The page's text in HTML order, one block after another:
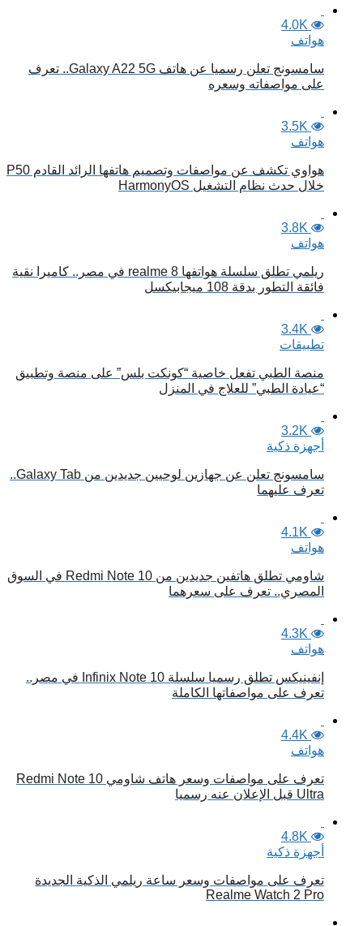
4.0K
هواتف
سامسونج تعلن رسميا عن هاتف Galaxy A22 5G.. تعرف
على مواصفاته وسعره
3.5K
هواتف
هواوي تكشف عن مواصفات وتصميم هاتفها الرائد القادم P50
خلال حدث نظام التشغيل HarmonyOS
3.8K
هواتف
ريلمي تطلق سلسلة هواتفها realme 8 في مصر.. كاميرا نقية
فائقة التطور بدقة 108 ميجابيكسل
3.4K
تطبيقات
منصة الطبي تفعل خاصية “كونكت بلس” على منصة وتطبيق
“عيادة الطبي” للعلاج في المنزل
3.2K
أجهزة ذكية
سامسونج تعلن عن جهازين لوحيين جديدين من Galaxy Tab..
تعرف عليهما
4.1K
هواتف
شاومي تطلق هاتفين جديدين من Redmi Note 10 في السوق
المصري.. تعرف على سعرهما
4.3K
هواتف
إنفينيكس تطلق رسميا سلسلة Infinix Note 10 في مصر..
تعرف على مواصفاتها الكاملة
4.4K
هواتف
تعرف على مواصفات وسعر هاتف شاومي Redmi Note 10
Ultra قبل الإعلان عنه رسميا
4.8K
أجهزة ذكية
تعرف على مواصفات وسعر ساعة ريلمي الذكية الجديدة
Realme Watch 2 Pro